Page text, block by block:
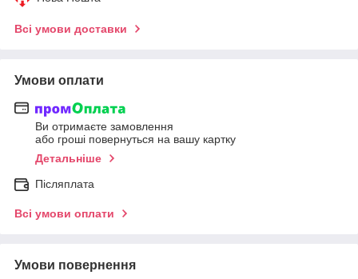
Всі умови доставки
Умови оплати
Ви отримаєте замовлення
або гроші повернуться на вашу картку
Детальніше
Післяплата
Всі умови оплати
Умови повернення